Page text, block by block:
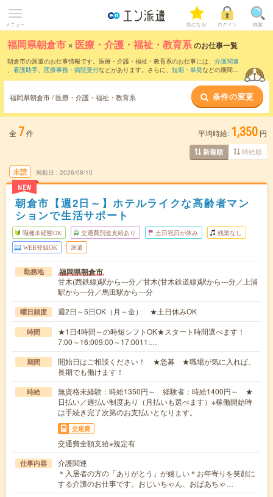
メニュー 気になる! ログイン 検索
福岡県朝倉市 × 医療・介護・福祉・教育系のお仕事一覧
朝倉市の派遣のお仕事情報です。医療・介護・福祉・教育系のお仕事には、 介護関連
、 看護助手、 医療事務・病院受付などがあります。さらに、 短期 ・ 単発などの期間
福岡県朝倉市 / 医療・介護・福祉・教育系 条件の変更
全 7件 平均時給: 1,350 円
新着順 時給順
未読
NEW
掲載日 2026/08/10
朝倉市【週2日～】ホテルライクな高齢者マン
ションで生活サポート
職種未経験OK 交通費別途支給あり 土日祝日が休み 残業なし
WEB登録OK 派遣
勤務地 福岡県朝倉市
甘木(西鉄線)駅から---分／甘木(甘木鉄道線)駅から---分／上浦
駅から---分／馬田駅から---分
曜日頻度 週2日～5日OK（月～金） ★土日休みOK
時間
★1日4時間～の時短シフトOK★スタート時間選べます！
7:00～16:009:00～17:0011:…
期間
開始日はご相談ください！ ★急募 ★職場が気に入れば、
長期でも働けます！
時給
無資格未経験：時給1350円～ 経験者：時給1400円～ ★
日払い／週払い制度あり（月払いも選べます）※稼働開始時
は手続き完了次第のお支払いとなります。
交通費
交通費全額支給※規定有
仕事内容
介護関連
＊入居者の方の「ありがとう」が嬉しい＊お年寄りを笑顔に
する介護のお仕事です。おじいちゃん、おばあちゃ…